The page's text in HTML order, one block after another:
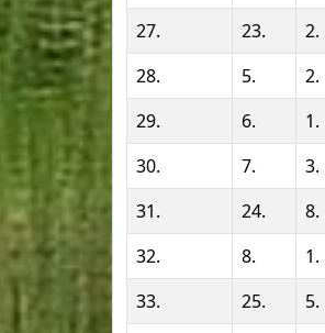
27.
23. 2.
28.
5. 2.
29.
6. 1.
30.
7. 3.
31.
24. 8.
32.
8. 1.
33.
25. 5.